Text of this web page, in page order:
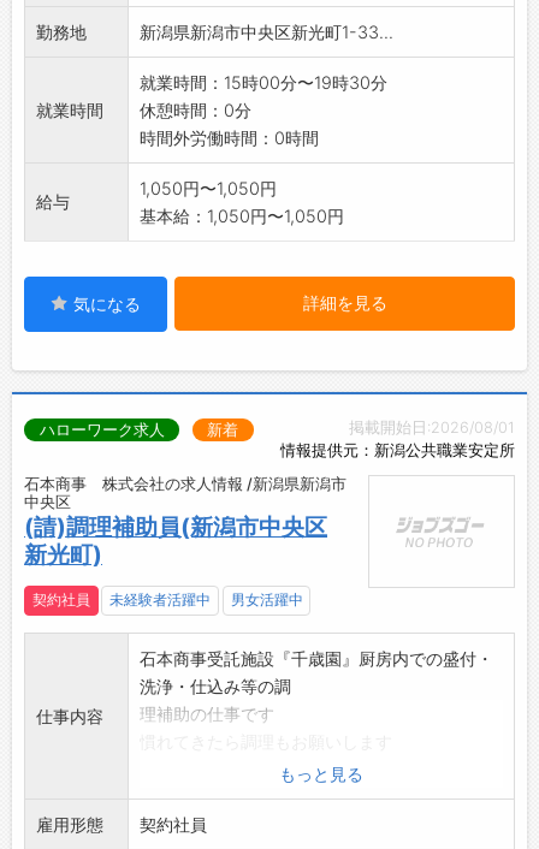
勤務地 新潟県新潟市中央区新光町1-33...
就業時間
就業時間：15時00分〜19時30分
休憩時間：0分
時間外労働時間：0時間
給与
1,050円〜1,050円
基本給：1,050円〜1,050円
気になる 詳細を見る
掲載開始日:2026/08/01
情報提供元：新潟公共職業安定所
ハローワーク求人 新着
石本商事 株式会社の求人情報 /新潟県新潟市
中央区
(請)調理補助員(新潟市中央区
新光町)
契約社員 未経験者活躍中 男女活躍中
仕事内容
石本商事受託施設『千歳園』厨房内での盛付・
洗浄・仕込み等の調
理補助の仕事です
*会社の詳細については当社ホームページをご覧
ください
変更範囲:なし
もっと見る
雇用形態 契約社員